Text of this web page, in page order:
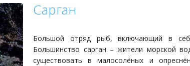
Сарган
Большой отряд рыб, включающий в
Большинство сарган – жители морской
существовать в малосолёных и